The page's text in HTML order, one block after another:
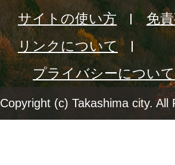
サイトの使い方
免
リンクについて
プライバシーについて
Copyright (c) Takashima city. All